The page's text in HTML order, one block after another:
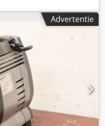
- Bouwvorm: B35 -
500/345/H300 mm
Ds Eof
Advertentie